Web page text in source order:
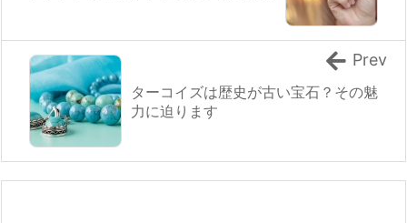
ターコイズは歴史が古い宝石？その魅
力に迫ります
Prev